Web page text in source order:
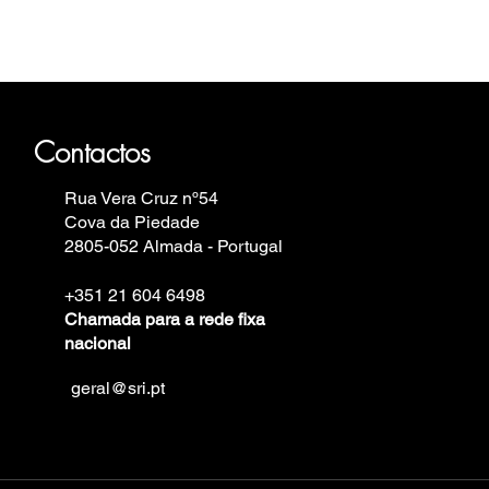
Contactos
Rua Vera Cruz nº54
Cova da Piedade
2805-052 Almada - Portugal
+351 21 604 6498
Chamada para a rede fixa
nacional
geral@sri.pt